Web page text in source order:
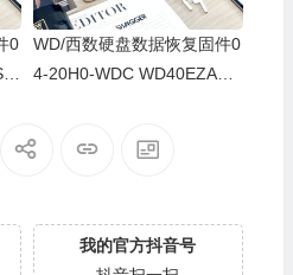
0
WD/西数硬盘数据恢复固件0
4-20H0-WDC WD40EZAZ-0
700
我的官方抖音号